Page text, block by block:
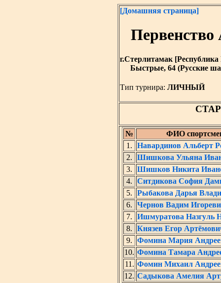
[Домашняя страница]
г.Стерлитамак
Быстрые, 64 (Русские
Тип турнира: ЛИЧНЫЙ
№
ФИО
1.
Навардинов Альберт
2.
Шишкова Ульяна
3.
Шишков Никита
4.
Ситдикова София
5.
Рыбакова Дарья
6.
Чернов Вадим
7.
Ишмуратова Назгуль
8.
Князев Егор
9.
Фомина Мария
10. Фомина Тамара
11. Фомин Михаил
12. Садыкова Амелия